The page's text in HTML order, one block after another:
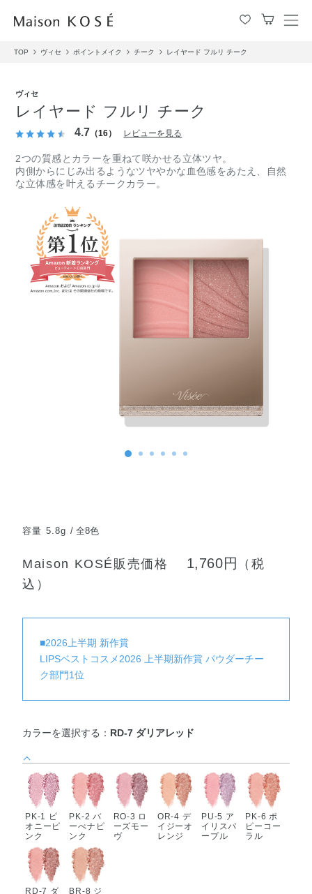
メ
TOP ヴィセ ポイントメイク チーク レイヤード フルリ チーク
ヴィセ
レイヤード フルリ チーク
4.7 （16） レビューを見る
2つの質感とカラーを重ねて咲かせる立体ツヤ。
内側からにじみ出るようなツヤやかな血色感をあたえ、自然
な立体感を叶えるチークカラー。
容量 5.8g 全8色
Maison KOSÉ販売価格 1,760円
（税
込）
■2026上半期 新作賞
LIPSベストコスメ2026 上半期新作賞 パウダーチー
ク部門1位
カラーを選択する： RD-7 ダリアレッド
PK-1 ピ
オニーピ
ンク
PK-2 バ
ーべナピ
ンク
RO-3 ロ
ーズモー
ヴ
OR-4 デ
イジーオ
レンジ
PU-5 ア
イリスパ
ープル
PK-6 ポ
ピーコー
ラル
RD-7 ダ
BR-8 ジ